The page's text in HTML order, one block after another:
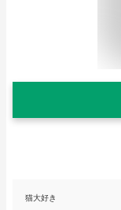
猫大好き